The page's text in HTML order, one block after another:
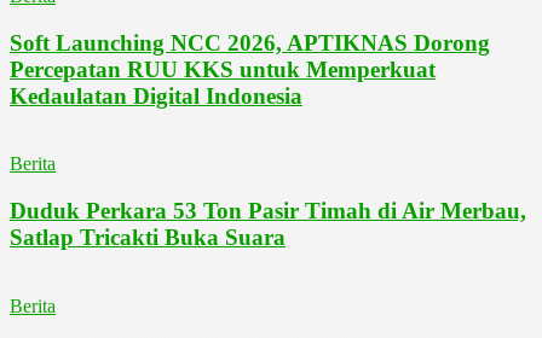
Soft Launching NCC 2026, APTIKNAS Dorong
Percepatan RUU KKS untuk Memperkuat
Kedaulatan Digital Indonesia
Berita
Duduk Perkara 53 Ton Pasir Timah di Air Merbau,
Satlap Tricakti Buka Suara
Berita